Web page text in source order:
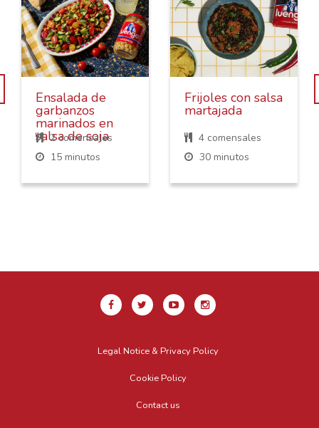
Ensalada de
garbanzos
marinados en
salsa de soja
2 comensales
15 minutos
Frijoles con salsa
martajada
4 comensales
30 minutos
Legal Notice & Privacy Policy
Cookie Policy
Contact us